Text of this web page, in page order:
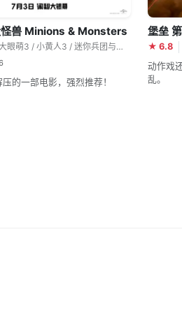
怪兽 Minions & Monsters
又名：小黄人大眼萌3 / 小黄人3 / 迷你兵团与大怪兽(港) / 小小兵&大怪兽(台) / Mega Minions / Minions 3
的一部电影，强烈推荐！
堡垒
★ 6.8
动作戏
乱。